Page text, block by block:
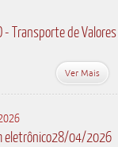
- Transporte de Valores
Ver Mais
eletrônico28/04/2026